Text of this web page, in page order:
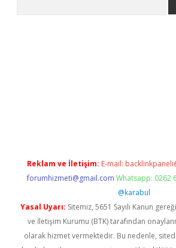
Reklam ve İletişim: E-mail:
forumhizmeti@gmail.com Whatsapp: 0262
@karabul
Yasal Uyarı: Sitemiz, 5651 Sayılı Kanun
ve İletişim Kurumu (BTK) tarafından
olarak hizmet vermektedir. Bu nedenle,